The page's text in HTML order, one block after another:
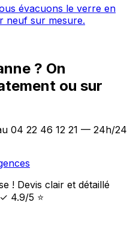
évacuons le verre en
neuf sur mesure.
? On
ou sur
04 22 46 12 21 — 24h/24
! Devis clair et détaillé
4.9/5 ⭐